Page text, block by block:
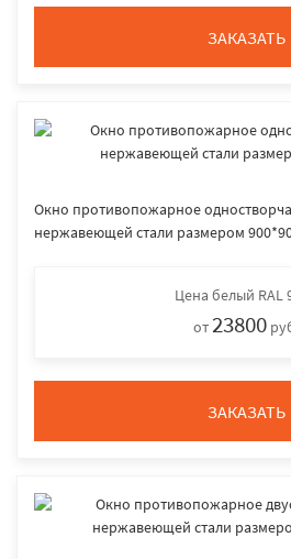
ЗАКАЗАТЬ
Окно противопожарное
нержавеющей стали размером
Цена белый RAL
от23800
ЗАКАЗАТЬ